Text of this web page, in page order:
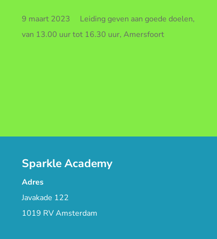
9 maart 2023 Leiding geven aan goede doelen,
van 13.00 uur tot 16.30 uur, Amersfoort
Sparkle Academy
Adres
Javakade 122
1019 RV Amsterdam